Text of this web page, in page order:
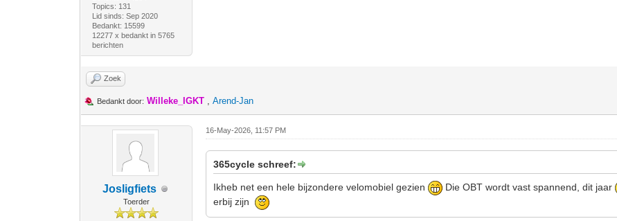
Topics: 131
Lid sinds: Sep 2020
Bedankt: 15599
12277 x bedankt in 5765
berichten
Zoek
Bedankt door: Willeke_IGKT ,Arend-Jan
Josligfiets
Toerder
16-May-2026, 11:57 PM
365cycle schreef:
Ikheb net een hele bijzondere velomobiel gezien Die OBT wordt vast spannend, dit jaar
erbij zijn